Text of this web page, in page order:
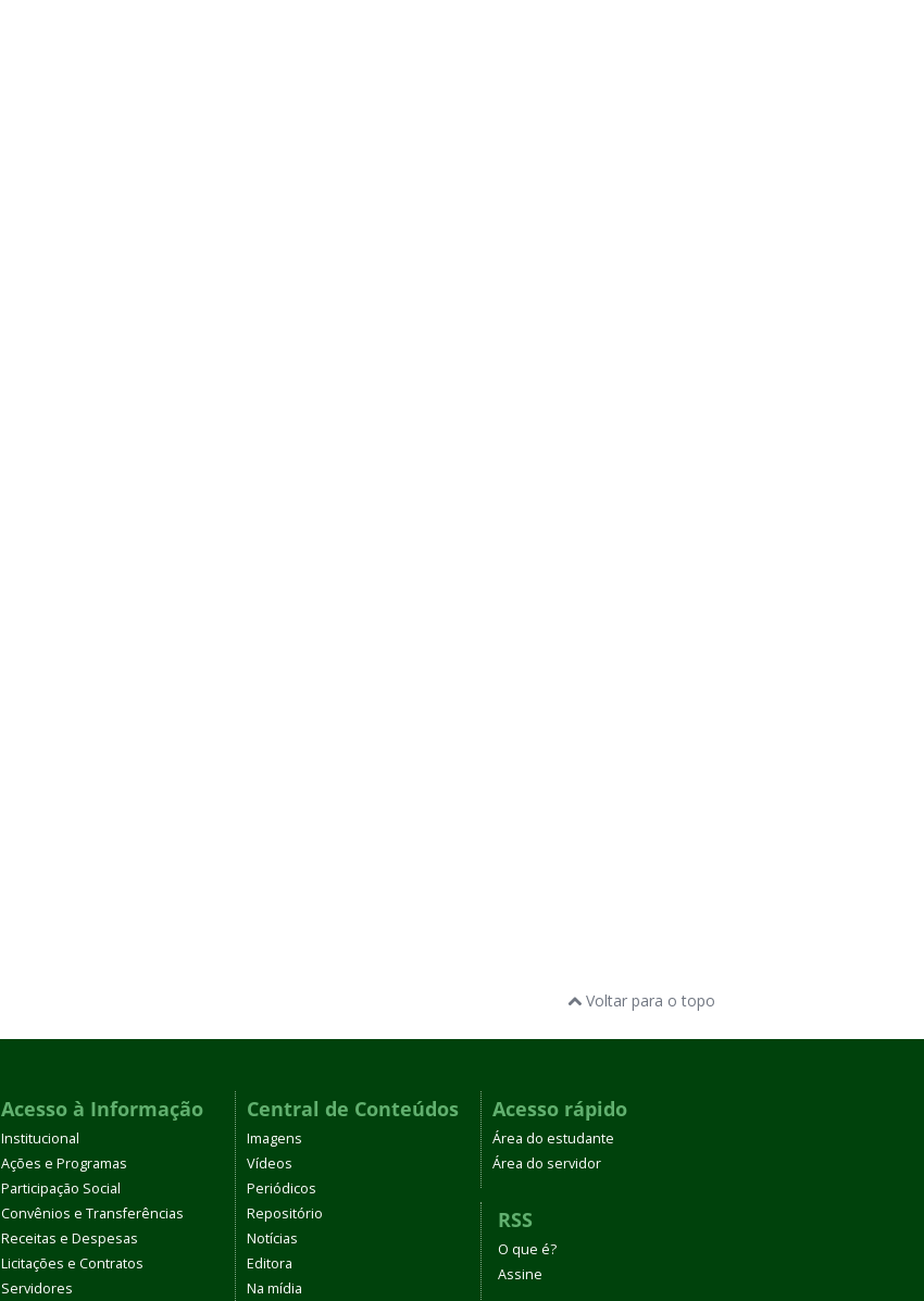
Voltar para o topo
Acesso à Informação
Institucional
Ações e Programas
Participação Social
Convênios e Transferências
Receitas e Despesas
Licitações e Contratos
Servidores
Central de Conteúdos
Imagens
Vídeos
Periódicos
Repositório
Notícias
Editora
Na mídia
Acesso rápido
Área do estudante
Área do servidor
RSS
O que é?
Assine